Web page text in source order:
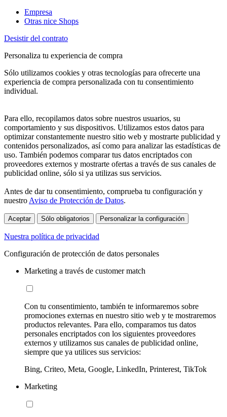
Empresa
Otras nice Shops
Desistir del contrato
Personaliza tu experiencia de compra
Sólo utilizamos cookies y otras tecnologías para ofrecerte una
experiencia de compra personalizada con tu consentimiento
individual.
Para ello, recopilamos datos sobre nuestros usuarios, su
comportamiento y sus dispositivos. Utilizamos estos datos para
optimizar constantemente nuestro sitio web y mostrarte publicidad y
contenidos personalizados, así como para analizar las estadísticas de
uso. También podemos comparar tus datos encriptados con
proveedores externos y mostrarte ofertas a través de sus canales de
publicidad online, sólo si ya utilizas sus servicios.
Antes de dar tu consentimiento, comprueba tu configuración y
nuestro Aviso de Protección de Datos.
Aceptar Sólo obligatorios Personalizar la configuración
Nuestra política de privacidad
Configuración de protección de datos personales
Marketing a través de customer match
Con tu consentimiento, también te informaremos sobre
promociones externas en nuestro sitio web y te mostraremos
productos relevantes. Para ello, comparamos tus datos
personales encriptados con los siguientes proveedores
externos y utilizamos sus canales de publicidad online,
siempre que ya utilices sus servicios:
Bing, Criteo, Meta, Google, LinkedIn, Printerest, TikTok
Marketing